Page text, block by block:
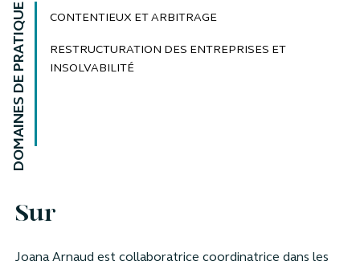
DOMAINES DE PRATIQUE CONTENTIEUX ET ARBITRAGE
RESTRUCTURATION DES ENTREPRISES ET
INSOLVABILITÉ
Sur
Joana Arnaud est collaboratrice coordinatrice dans les